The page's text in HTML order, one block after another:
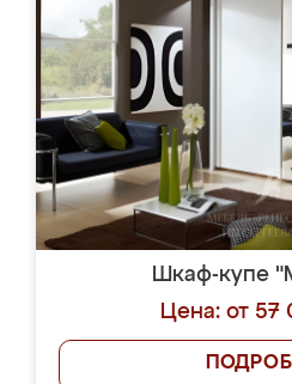
Шкаф-купе
Цена: от 57